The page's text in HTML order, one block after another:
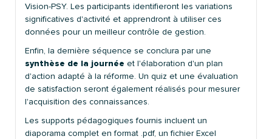
Vision-PSY. Les participants identifieront les variations
significatives d'activité et apprendront à utiliser ces
données pour un meilleur contrôle de gestion.
Enfin, la dernière séquence se conclura par une
synthèse de la journée et l'élaboration d'un plan
d'action adapté à la réforme. Un quiz et une évaluation
de satisfaction seront également réalisés pour mesurer
l'acquisition des connaissances.
Les supports pédagogiques fournis incluent un
diaporama complet en format .pdf, un fichier Excel